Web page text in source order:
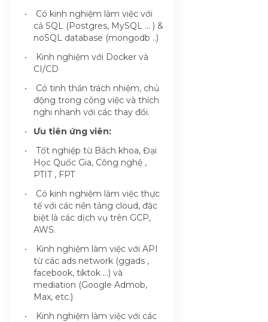
Có kinh nghiệm làm việc với
cả SQL (Postgres, MySQL ... ) &
noSQL database (mongodb ..)
Kinh nghiệm với Docker và
CI/CD
Có tinh thần trách nhiệm, chủ
động trong công việc và thích
nghi nhanh với các thay đổi.
Ưu tiên ứng viên:
Tốt nghiệp từ Bách khoa, Đại
Học Quốc Gia, Công nghệ ,
PTIT , FPT
Có kinh nghiệm làm việc thực
tế với các nền tảng cloud, đặc
biệt là các dịch vụ trên GCP,
AWS.
Kinh nghiệm làm việc với API
từ các ads network (ggads ,
facebook, tiktok ...) và
mediation (Google Admob,
Max, etc.)
Kinh nghiệm làm việc với các